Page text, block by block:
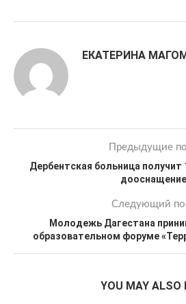
ЕКАТЕРИНА
Предыдущие
Дербентская больница получит
дооснащение
Следующий
Молодежь Дагестана
образовательном форуме
YOU MAY ALSO